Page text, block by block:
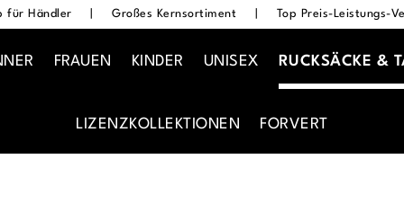
für Händler Großes Kernsortiment Top Preis-Leistungs-
FRAUEN KINDER UNISEX RUCKSÄCKE &
LIZENZKOLLEKTIONEN FORVERT